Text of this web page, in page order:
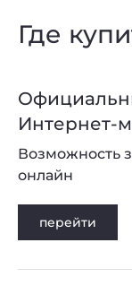
Где
Интернет-
перейти
Возможность
онлайн